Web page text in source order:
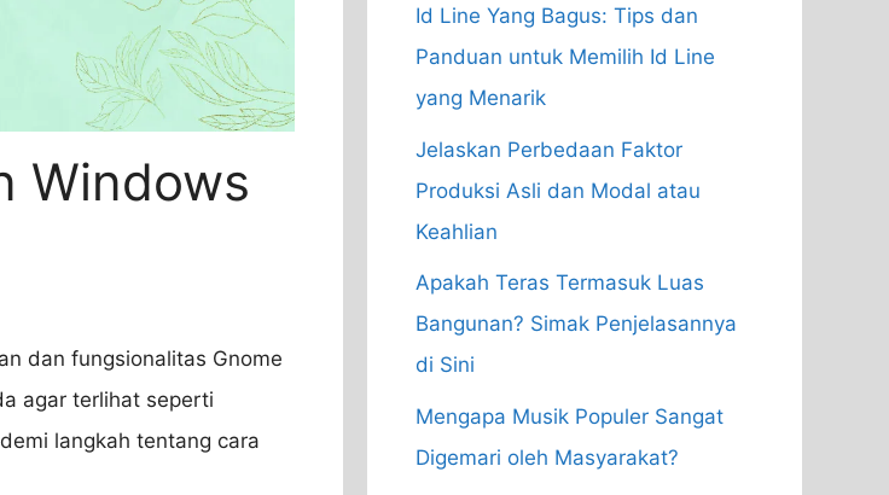
Windows
dan fungsionalitas Gnome
agar terlihat seperti
langkah tentang cara
Id Line Yang Bagus: Tips dan
Panduan untuk Memilih Id Line
yang Menarik
Jelaskan Perbedaan Faktor
Produksi Asli dan Modal atau
Keahlian
Apakah Teras Termasuk Luas
Bangunan? Simak Penjelasannya
di Sini
Mengapa Musik Populer Sangat
Digemari oleh Masyarakat?